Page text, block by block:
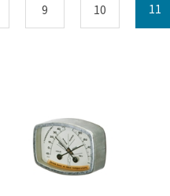
9 10 11